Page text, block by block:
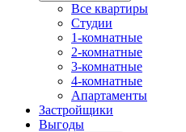
Все квартиры
Студии
1-комнатные
2-комнатные
3-комнатные
4-комнатные
Апартаменты
Застройщики
Выгоды